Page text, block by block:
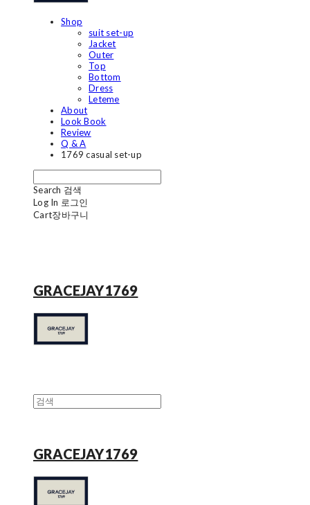
Shop
suit set-up
Jacket
Outer
Top
Bottom
Dress
Leteme
About
Look Book
Review
Q & A
1769 casual set-up
Search 검색
Log In 로그인
Cart장바구니
GRACEJAY1769
GRACEJAY1769